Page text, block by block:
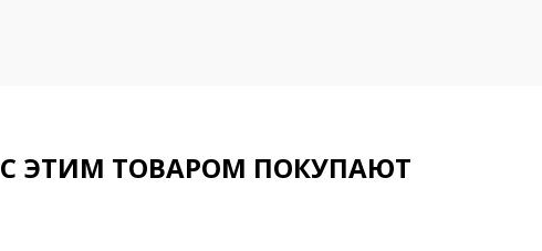
С ЭТИМ ТОВАРОМ ПОКУПАЮТ